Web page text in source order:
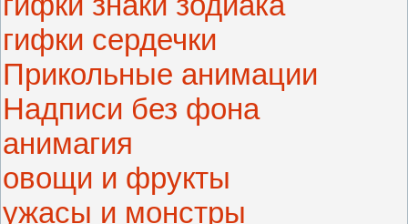
гифки сердечки
Прикольные анимации
Надписи без фона
анимагия
овощи и фрукты
ужасы и монстры